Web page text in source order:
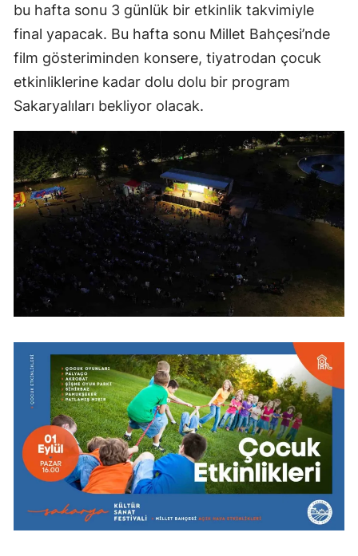
bu hafta sonu 3 günlük bir etkinlik takvimiyle
final yapacak. Bu hafta sonu Millet Bahçesi’nde
film gösteriminden konsere, tiyatrodan çocuk
etkinliklerine kadar dolu dolu bir program
Sakaryalıları bekliyor olacak.